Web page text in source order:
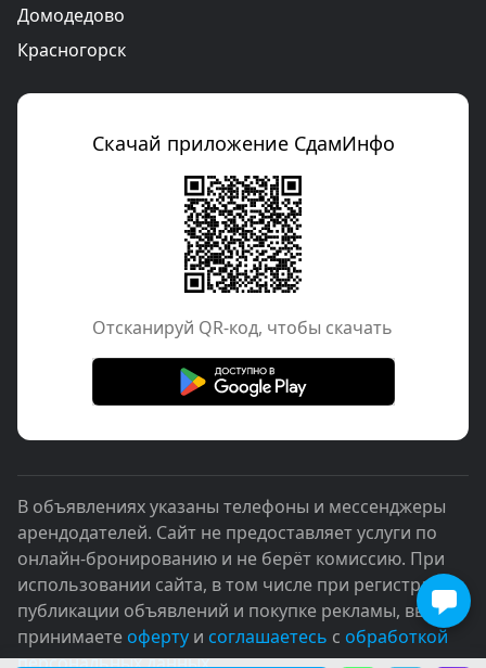
Домодедово
Красногорск
Скачай приложение СдамИнфо
Отcканируй QR-код, чтобы скачать
В объявлениях указаны телефоны и мессенджеры
арендодателей. Сайт не предоставляет услуги по
онлайн-бронированию и не берёт комиссию. При
использовании сайта, в том числе при регистрации,
публикации объявлений и покупке рекламы, вы
принимаете оферту и соглашаетесь с обработкой
персональных данных